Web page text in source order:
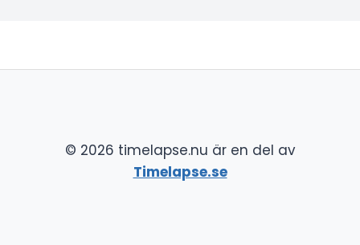
© 2026 timelapse.nu är en del av
Timelapse.se